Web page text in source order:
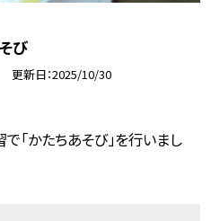
び
更新日 2025/10/30
「かたちあそび」を行いまし